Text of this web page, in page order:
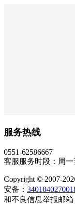
服务热线
0551-62586667
客服服务时段：周一
Copyright © 2007-
安备：
和不良信息举报邮箱